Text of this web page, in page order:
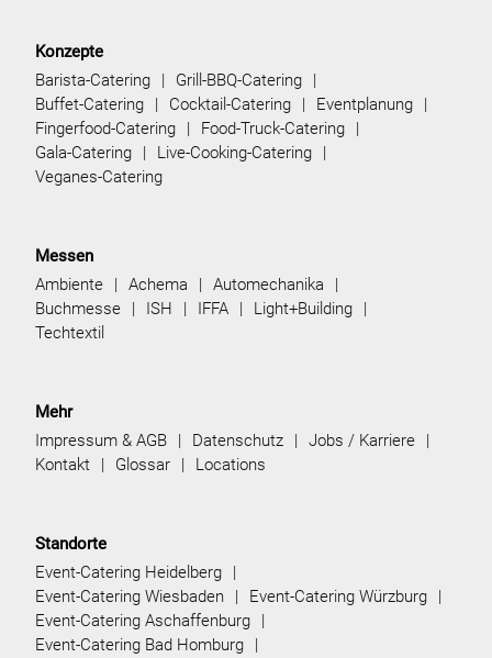
Konzepte
Barista-Catering
Grill-BBQ-Catering
Buffet-Catering
Cocktail-Catering
Eventplanung
Fingerfood-Catering
Food-Truck-Catering
Gala-Catering
Live-Cooking-Catering
Veganes-Catering
Messen
Ambiente
Achema
Automechanika
Buchmesse
ISH IFFA
Light+Building
Techtextil
Mehr
Impressum & AGB
Datenschutz
Jobs / Karriere
Kontakt
Glossar Locations
Standorte
Event-Catering Heidelberg
Event-Catering Wiesbaden
Event-Catering Würzburg
Event-Catering Aschaffenburg
Event-Catering Bad Homburg